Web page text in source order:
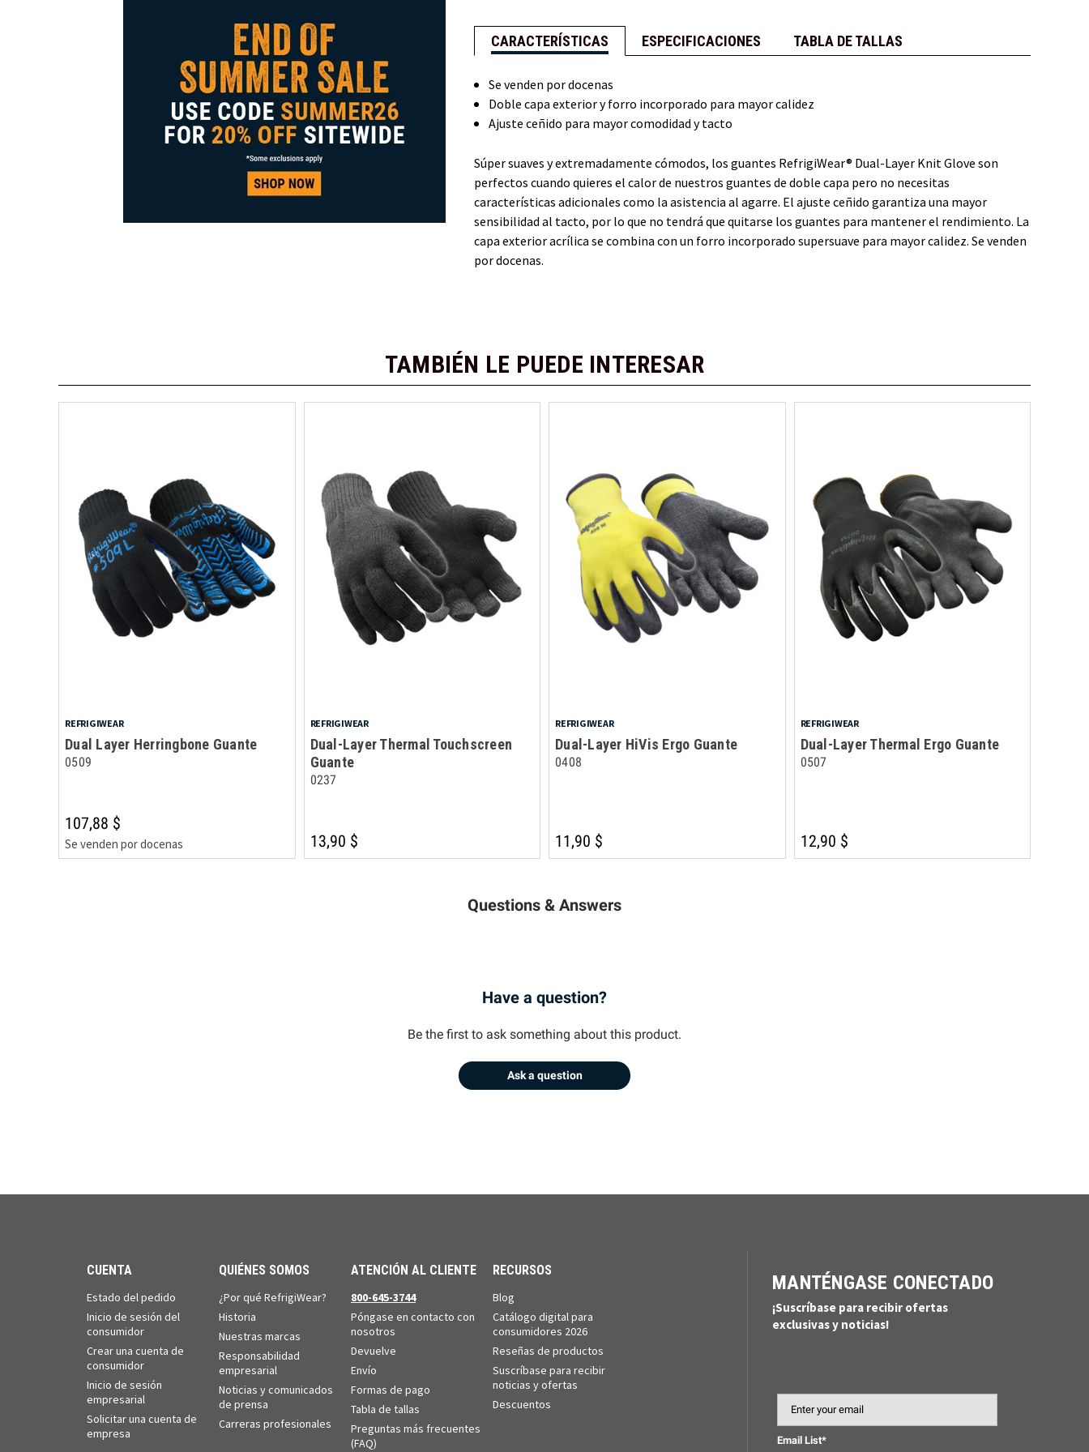
CARACTERÍSTICAS ESPECIFICACIONES TABLA DE TALLAS
Se venden por docenas
Doble capa exterior y forro incorporado para mayor calidez
Ajuste ceñido para mayor comodidad y tacto
Súper suaves y extremadamente cómodos, los guantes RefrigiWear® Dual-Layer Knit Glove son
perfectos cuando quieres el calor de nuestros guantes de doble capa pero no necesitas
características adicionales como la asistencia al agarre. El ajuste ceñido garantiza una mayor
sensibilidad al tacto, por lo que no tendrá que quitarse los guantes para mantener el rendimiento. La
capa exterior acrílica se combina con un forro incorporado supersuave para mayor calidez. Se venden
por docenas.
TAMBIÉN LE PUEDE INTERESAR
REFRIGIWEAR
Dual Layer Herringbone Guante
0509
107,88 $
Se venden por docenas
REFRIGIWEAR
Dual-Layer Thermal Touchscreen
Guante
0237
13,90 $
REFRIGIWEAR
Dual-Layer HiVis Ergo Guante
0408
11,90 $
REFRIGIWEAR
Dual-Layer Thermal Ergo Guante
0507
12,90 $
Questions & Answers
Have a question?
Be the first to ask something about this product.
Ask a question
CUENTA
Estado del pedido
Inicio de sesión del
consumidor
Crear una cuenta de
consumidor
Inicio de sesión
empresarial
Solicitar una cuenta de
empresa
QUIÉNES SOMOS
¿Por qué RefrigiWear?
Historia
Nuestras marcas
Responsabilidad
empresarial
Noticias y comunicados
de prensa
Carreras profesionales
ATENCIÓN AL CLIENTE
800-645-3744
Póngase en contacto con
nosotros
Devuelve
Envío
Formas de pago
Tabla de tallas
Preguntas más frecuentes
(FAQ)
RECURSOS
Blog
Catálogo digital para
consumidores 2026
Reseñas de productos
Suscríbase para recibir
noticias y ofertas
Descuentos
MANTÉNGASE CONECTADO
¡Suscríbase para recibir ofertas
exclusivas y noticias!
Email List*